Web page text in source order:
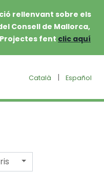
rellenvant sobre els
Consell de Mallorca,
fent clic aquí
Català | Español